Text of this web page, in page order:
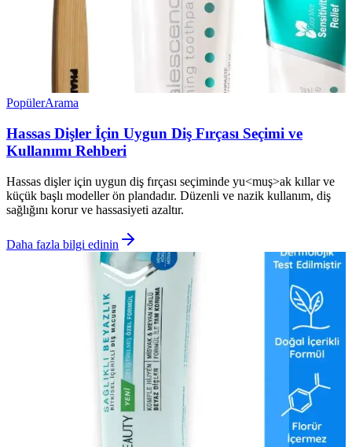
PopülerArama
Hassas Dişler İçin Uygun Diş Fırçası Seçimi ve
Kullanımı Rehberi
Hassas dişler için uygun diş fırçası seçiminde yu<muş>ak kıllar ve
küçük başlı modeller ön plandadır. Düzenli ve nazik kullanım, diş
sağlığını korur ve hassasiyeti azaltır.
Daha fazla bilgi edinin